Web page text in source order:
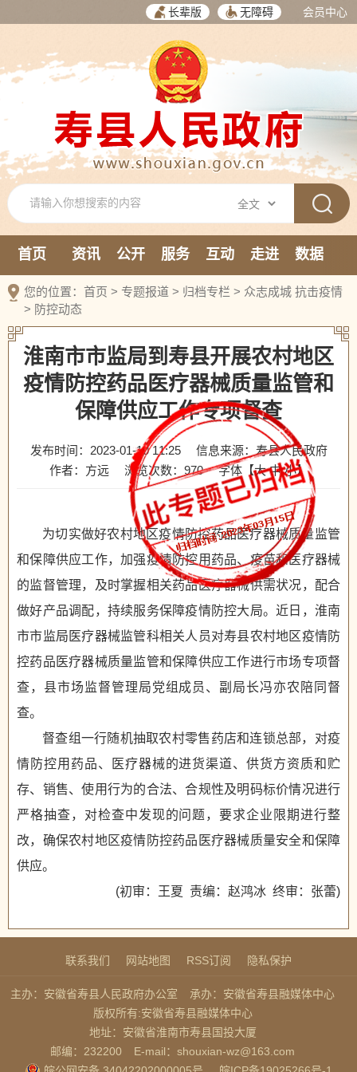
长辈版 无障碍 会员中心
首页 资讯 公开 服务 互动 走进
数据
新媒体
您的位置： 首页 > 专题报道 > 归档专栏 > 众志成城 抗击疫情
> 防控动态
淮南市市监局到寿县开展农村地区
疫情防控药品医疗器械质量监管和
保障供应工作专项督查
发布时间：2023-01-10 11:25
信息来源：寿县人民政府
作者：方远
浏览次数： 970 字体【大 中 小】
为切实做好农村地区疫情防控药品医疗器械质量监管
和保障供应工作，加强疫情防控用药品、疫苗和医疗器械
的监督管理，及时掌握相关药品医疗器械供需状况，配合
做好产品调配，持续服务保障疫情防控大局。近日，淮南
市市监局医疗器械监管科相关人员对寿县农村地区疫情防
控药品医疗器械质量监管和保障供应工作进行市场专项督
查，县市场监督管理局党组成员、副局长冯亦农陪同督
查。
督查组一行随机抽取农村零售药店和连锁总部，对疫
情防控用药品、医疗器械的进货渠道、供货方资质和贮
存、销售、使用行为的合法、合规性及明码标价情况进行
严格抽查，对检查中发现的问题，要求企业限期进行整
改，确保农村地区疫情防控药品医疗器械质量安全和保障
供应。
(初审：王夏 责编：赵鸿冰 终审：张蕾)
联系我们 网站地图 RSS订阅 隐私保护
主办：安徽省寿县人民政府办公室
承办：安徽省寿县融媒体中心
版权所有:安徽省寿县融媒体中心
地址：安徽省淮南市寿县国投大厦
邮编：232200
E-mail：shouxian-wz@163.com